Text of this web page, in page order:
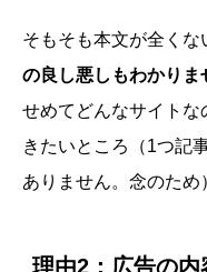
そもそも本文が全くな
の良し悪しもわかりま
せめてどんなサイトな
きたいところ（1つ記
ありません。念のため
理由2：広告の内